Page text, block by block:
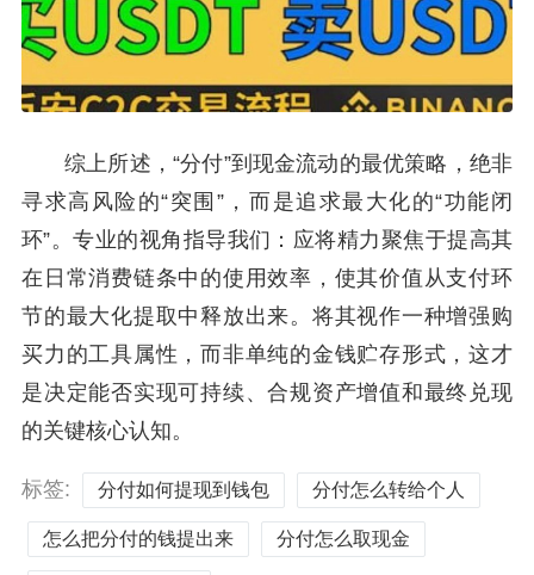
综上所述，“分付”到现金流动的最优策略，绝非
寻求高风险的“突围”，而是追求最大化的“功能闭
环”。专业的视角指导我们：应将精力聚焦于提高其
在日常消费链条中的使用效率，使其价值从支付环
节的最大化提取中释放出来。将其视作一种增强购
买力的工具属性，而非单纯的金钱贮存形式，这才
是决定能否实现可持续、合规资产增值和最终兑现
的关键核心认知。
标签: 分付如何提现到钱包 分付怎么转给个人
怎么把分付的钱提出来 分付怎么取现金